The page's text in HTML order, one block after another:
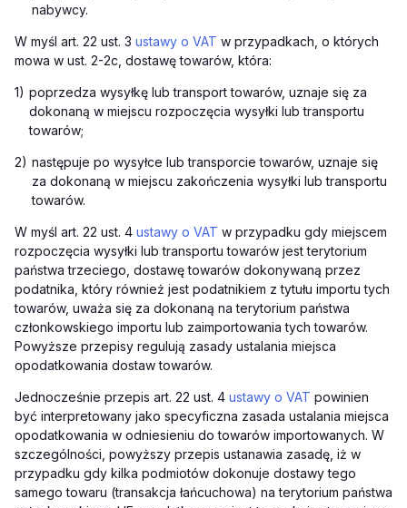
nabywcy.
W myśl art. 22 ust. 3 ustawy o VAT w przypadkach, o których
mowa w ust. 2-2c, dostawę towarów, która:
1) poprzedza wysyłkę lub transport towarów, uznaje się za
dokonaną w miejscu rozpoczęcia wysyłki lub transportu
towarów;
2) następuje po wysyłce lub transporcie towarów, uznaje się
za dokonaną w miejscu zakończenia wysyłki lub transportu
towarów.
W myśl art. 22 ust. 4 ustawy o VAT w przypadku gdy miejscem
rozpoczęcia wysyłki lub transportu towarów jest terytorium
państwa trzeciego, dostawę towarów dokonywaną przez
podatnika, który również jest podatnikiem z tytułu importu tych
towarów, uważa się za dokonaną na terytorium państwa
członkowskiego importu lub zaimportowania tych towarów.
Powyższe przepisy regulują zasady ustalania miejsca
opodatkowania dostaw towarów.
Jednocześnie przepis art. 22 ust. 4 ustawy o VAT powinien
być interpretowany jako specyficzna zasada ustalania miejsca
opodatkowania w odniesieniu do towarów importowanych. W
szczególności, powyższy przepis ustanawia zasadę, iż w
przypadku gdy kilka podmiotów dokonuje dostawy tego
samego towaru (transakcja łańcuchowa) na terytorium państwa